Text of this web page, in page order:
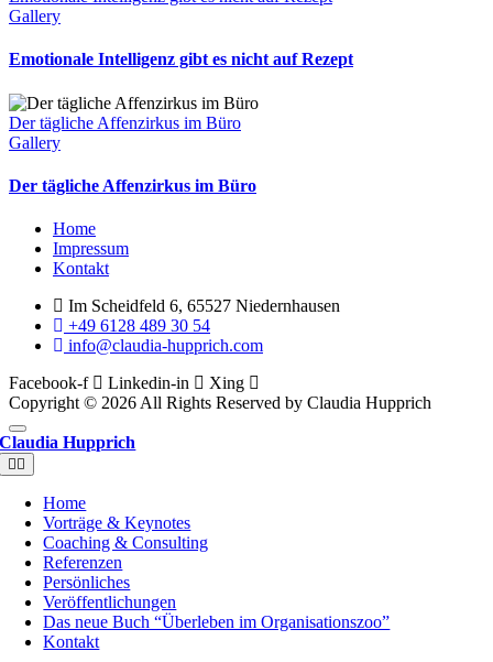
Gallery
Emotionale Intelligenz gibt es nicht auf Rezept
Der tägliche Affenzirkus im Büro
Gallery
Der tägliche Affenzirkus im Büro
Menu
Home
Impressum
Kontakt
Im Scheidfeld 6, 65527 Niedernhausen
+49 6128 489 30 54
info@claudia-hupprich.com
Facebook-f
Linkedin-in
Xing
Copyright © 2026 All Rights Reserved by Claudia Hupprich
Claudia Hupprich
Toggle
Navigation
Home
Vorträge & Keynotes
Coaching & Consulting
Referenzen
Persönliches
Veröffentlichungen
Das neue Buch “Überleben im Organisationszoo”
Kontakt